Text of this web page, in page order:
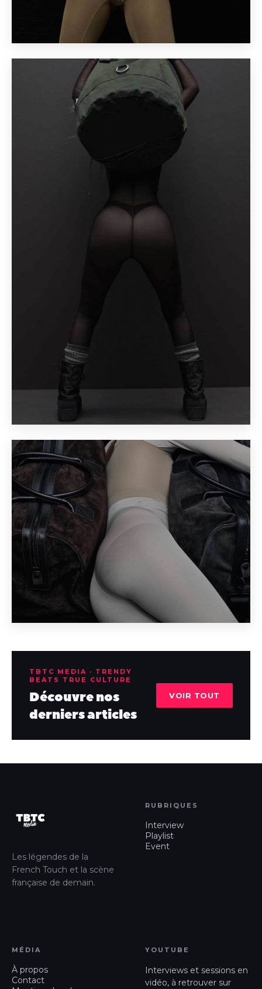
TBTC MEDIA · TRENDY
BEATS TRUE CULTURE
Découvre nos
derniers articles
VOIR TOUT
Les légendes de la
French Touch et la scène
française de demain.
RUBRIQUES
Interview
Playlist
Event
MÉDIA
À propos
Contact
YOUTUBE
Interviews et sessions en
vidéo, à retrouver sur